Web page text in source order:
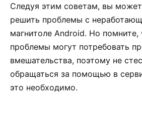
Следуя этим советам, вы
решить проблемы с
магнитоле Android. Но помните,
проблемы могут потребовать
вмешательства, поэтому не
обращаться за помощью в
это необходимо.